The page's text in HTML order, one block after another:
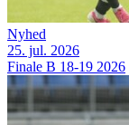
Nyhed
25. jul. 2026
Finale B 18-19 2026